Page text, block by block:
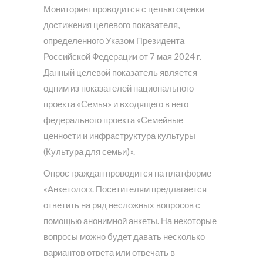
Мониторинг проводится с целью оценки
достижения целевого показателя,
определенного Указом Президента
Российской Федерации от 7 мая 2024 г.
Данный целевой показатель является
одним из показателей национального
проекта «Семья» и входящего в него
федерального проекта «Семейные
ценности и инфраструктура культуры
(Культура для семьи)».
Опрос граждан проводится на платформе
«Анкетолог». Посетителям предлагается
ответить на ряд несложных вопросов с
помощью анонимной анкеты. На некоторые
вопросы можно будет давать несколько
вариантов ответа или отвечать в